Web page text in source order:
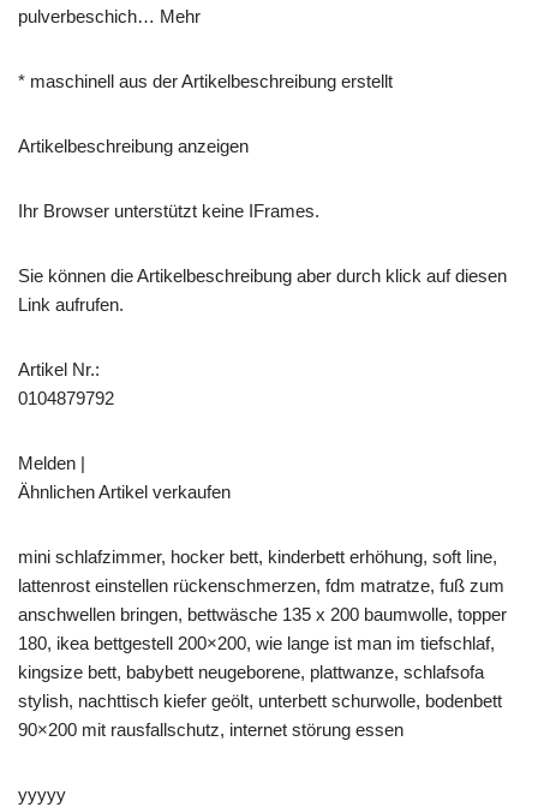
pulverbeschich… Mehr
* maschinell aus der Artikelbeschreibung erstellt
Artikelbeschreibung anzeigen
Ihr Browser unterstützt keine IFrames.
Sie können die Artikelbeschreibung aber durch klick auf diesen
Link aufrufen.
Artikel Nr.:
0104879792
Melden |
Ähnlichen Artikel verkaufen
mini schlafzimmer, hocker bett, kinderbett erhöhung, soft line,
lattenrost einstellen rückenschmerzen, fdm matratze, fuß zum
anschwellen bringen, bettwäsche 135 x 200 baumwolle, topper
180, ikea bettgestell 200×200, wie lange ist man im tiefschlaf,
kingsize bett, babybett neugeborene, plattwanze, schlafsofa
stylish, nachttisch kiefer geölt, unterbett schurwolle, bodenbett
90×200 mit rausfallschutz, internet störung essen
yyyyy